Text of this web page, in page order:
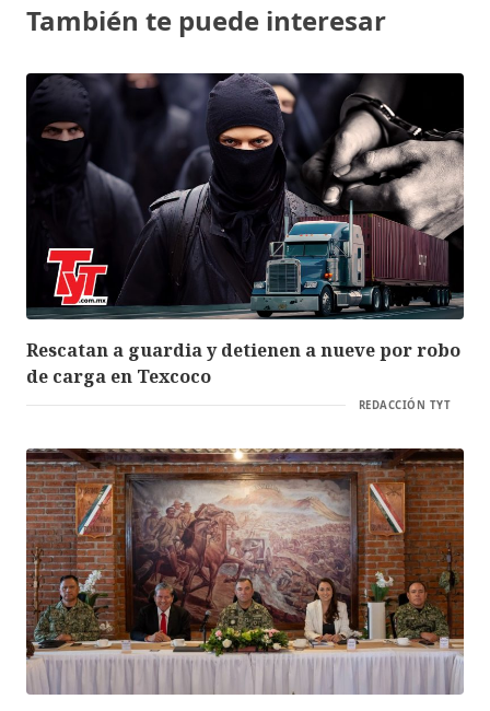
También te puede interesar
Rescatan a guardia y detienen a nueve por robo
de carga en Texcoco
REDACCIÓN TYT